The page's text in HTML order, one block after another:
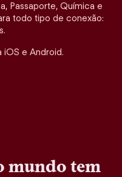
Passaporte, Química e
todo tipo de conexão:
iOS e Android.
mundo tem